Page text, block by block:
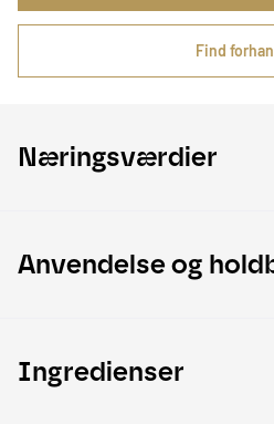
Find
Næringsværdier
Anvendelse og
Ingredienser